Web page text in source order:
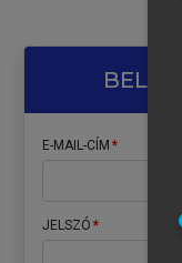
E-MAIL-CÍM
JELSZÓ